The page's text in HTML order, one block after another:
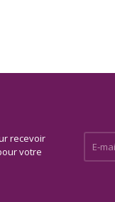
recevoir
votre